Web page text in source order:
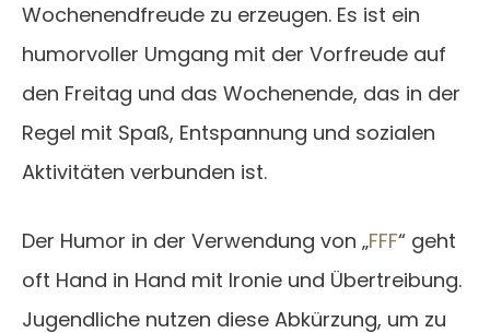
Wochenendfreude zu erzeugen. Es ist ein
humorvoller Umgang mit der Vorfreude auf
den Freitag und das Wochenende, das in der
Regel mit Spaß, Entspannung und sozialen
Aktivitäten verbunden ist.
Der Humor in der Verwendung von „FFF“ geht
oft Hand in Hand mit Ironie und Übertreibung.
Jugendliche nutzen diese Abkürzung, um zu